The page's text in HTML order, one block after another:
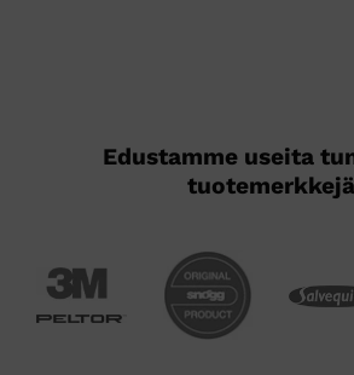
Edustamme useita
tuotemerkkejä